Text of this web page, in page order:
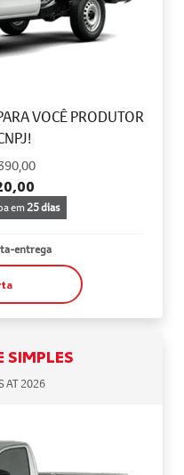
VOCÊ PRODUTOR
em25 dias
entrega
SIMPLES
AT 2026